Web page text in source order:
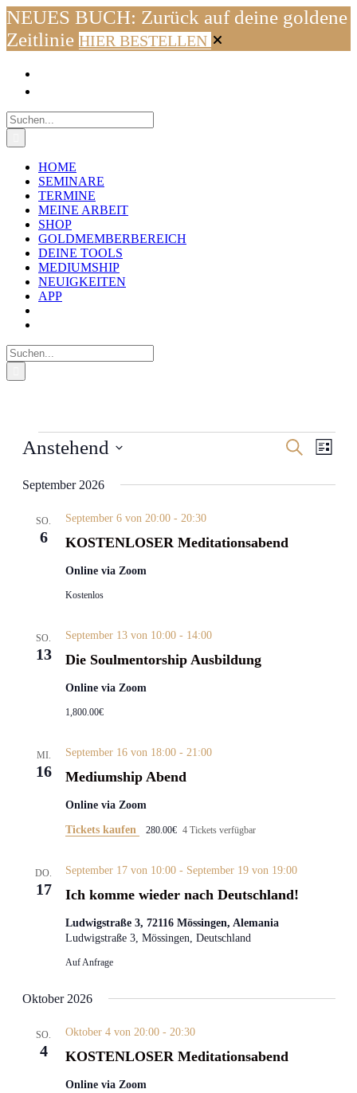
NEUES BUCH: Zurück auf deine goldene
Zeitlinie HIER BESTELLEN
Inhalt
Facebook
Instagram
YouTube
WhatsApp
Suche
nach:
HOME
SEMINARE
TERMINE
MEINE ARBEIT
SHOP
GOLDMEMBERBEREICH
DEINE TOOLS
MEDIUMSHIP
NEUIGKEITEN
APP
Suche
nach:
Veranstaltungen
und
SucheListe
Anstehend
wählen.
September 2026
SO.
6 KOSTENLOSER Meditationsabend
September 6 von 20:00- 20:30
Online via Zoom
Kostenlos
SO.
13 Die Soulmentorship Ausbildung
September 13 von 10:00- 14:00
Online via Zoom
1,800.00€
MI.
16 Mediumship Abend
September 16 von 18:00- 21:00
Online via Zoom
Tickets kaufen 280.00€ 4 Tickets verfügbar
DO.
17 Ich komme wieder nach Deutschland!
September 17 von 10:00- September 19 von 19:00
Ludwigstraße 3, 72116 Mössingen, Alemania
Ludwigstraße 3, Mössingen, Deutschland
Auf Anfrage
Oktober 2026
SO.
4 KOSTENLOSER Meditationsabend
Oktober 4 von 20:00- 20:30
Online via Zoom